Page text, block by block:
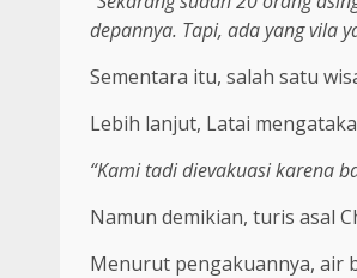
depannya. Tapi, ada yang vila
Sementara itu, salah satu
Lebih lanjut, Latai
“Kami tadi dievakuasi karena
Namun demikian, turis asal
Menurut pengakuannya, air